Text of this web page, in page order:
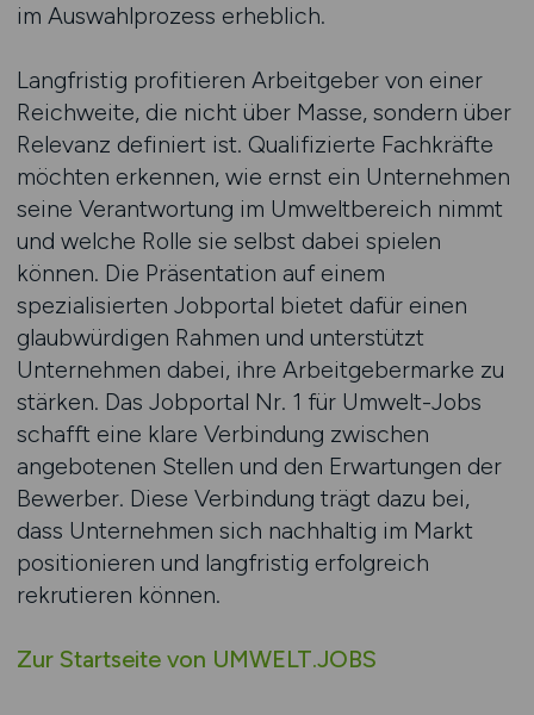
im Auswahlprozess erheblich.
Langfristig profitieren Arbeitgeber von einer
Reichweite, die nicht über Masse, sondern über
Relevanz definiert ist. Qualifizierte Fachkräfte
möchten erkennen, wie ernst ein Unternehmen
seine Verantwortung im Umweltbereich nimmt
und welche Rolle sie selbst dabei spielen
können. Die Präsentation auf einem
spezialisierten Jobportal bietet dafür einen
glaubwürdigen Rahmen und unterstützt
Unternehmen dabei, ihre Arbeitgebermarke zu
stärken. Das Jobportal Nr. 1 für Umwelt-Jobs
schafft eine klare Verbindung zwischen
angebotenen Stellen und den Erwartungen der
Bewerber. Diese Verbindung trägt dazu bei,
dass Unternehmen sich nachhaltig im Markt
positionieren und langfristig erfolgreich
rekrutieren können.
Zur Startseite von UMWELT.JOBS